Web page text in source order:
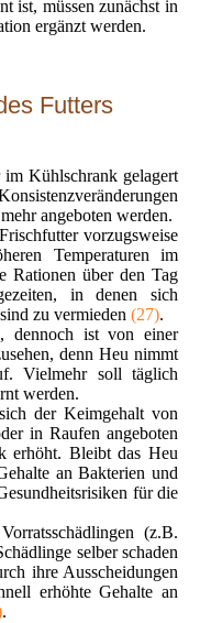
ist, müssen zunächst in
ergänzt werden.
Futters
Kühlschrank gelagert
angeboten werden.
vorzugsweise
Temperaturen im
Rationen über den Tag
in denen sich
zu vermieden (27).
dennoch ist von einer
denn Heu nimmt
Vielmehr soll täglich
werden.
der Keimgehalt von
in Raufen angeboten
erhöht. Bleibt das Heu
an Bakterien und
für die
(z.B.
selber schaden
ihre Ausscheidungen
erhöhte Gehalte an
.